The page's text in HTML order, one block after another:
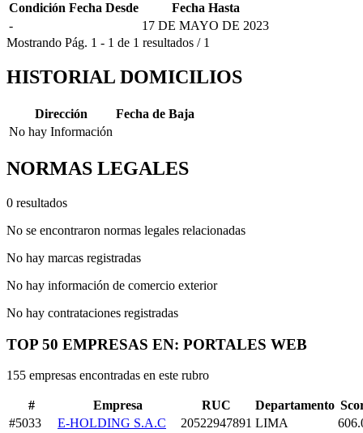
Condición Fecha Desde
Fecha Hasta
-
17 DE MAYO DE 2023
Mostrando Pág. 1 - 1 de 1 resultados / 1
HISTORIAL DOMICILIOS
Dirección
Fecha de Baja
No hay Información
NORMAS LEGALES
0 resultados
No se encontraron normas legales relacionadas
No hay marcas registradas
No hay información de comercio exterior
No hay contrataciones registradas
TOP 50 EMPRESAS EN: PORTALES WEB
155 empresas encontradas en este rubro
# Empresa RUC Departamento
#5033
E-HOLDING S.A.C 20522947891 LIMA